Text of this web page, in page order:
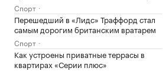
Спорт
Перешедший в «Лидс» Траффорд стал
самым дорогим британским вратарем
Спорт
Как устроены приватные террасы в
квартирах «Серии плюс»